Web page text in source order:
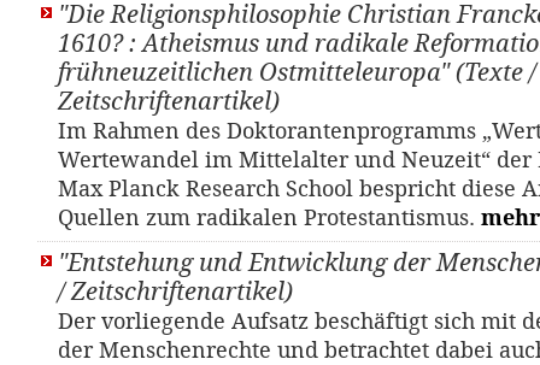
"Die Religionsphilosophie Christian
1610? : Atheismus und radikale
frühneuzeitlichen Ostmitteleuropa" (Texte /
Zeitschriftenartikel)
Im Rahmen des Doktorantenprogramms
Wertewandel im Mittelalter und Neuzeit“
Max Planck Research School bespricht diese
Quellen zum radikalen Protestantismus. mehr
"Entstehung und Entwicklung der
/ Zeitschriftenartikel)
Der vorliegende Aufsatz beschäftigt sich mit
der Menschenrechte und betrachtet dabei